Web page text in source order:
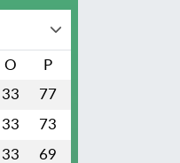
O P
33 77
33 73
33 69